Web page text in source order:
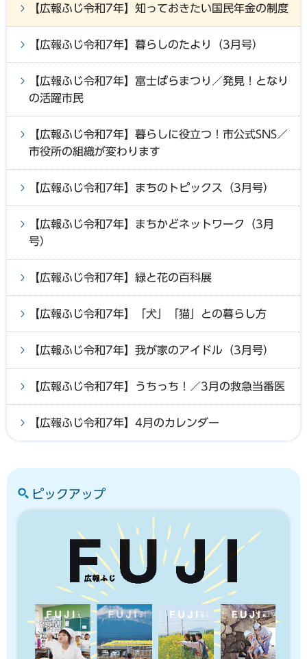
【広報ふじ令和7年】知っておきたい国民年金の制度
【広報ふじ令和7年】暮らしのたより（3月号）
【広報ふじ令和7年】富士ばらまつり／発見！となり
の活躍市民
【広報ふじ令和7年】暮らしに役立つ！市公式SNS／
市役所の組織が変わります
【広報ふじ令和7年】まちのトピックス（3月号）
【広報ふじ令和7年】まちかどネットワーク（3月
号）
【広報ふじ令和7年】緑と花の百科展
【広報ふじ令和7年】「犬」「猫」との暮らし方
【広報ふじ令和7年】我が家のアイドル（3月号）
【広報ふじ令和7年】うちっち！／3月の救急当番医
【広報ふじ令和7年】4月のカレンダー
ピックアップ